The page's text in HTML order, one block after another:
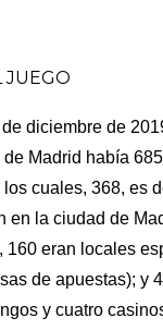
JUEGO
diciembre de
Madrid había
cuales, 368, es
en la ciudad de
160 eran locales
de apuestas); y
y cuatro